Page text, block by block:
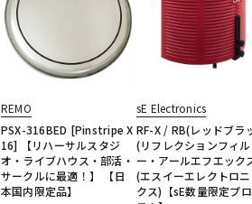
REMO
PSX-316BED [Pinstripe X
16] 【リハーサルスタジ
オ・ライブハウス・部活・
サークルに最適！】 【日
本国内限定品】
sE Electronics
RF-X / RB(レッドブラ
(リフレクションフィ
ー・アールエフエック
(エスイーエレクトロ
クス)【sE数量限定プロ